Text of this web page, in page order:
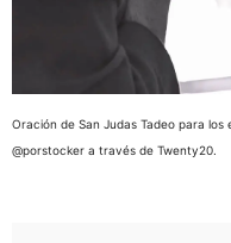
Oración de San Judas Tadeo para
@porstocker a través de Twenty20.